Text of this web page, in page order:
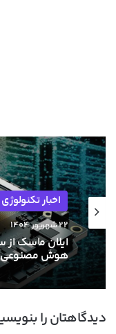
اخبار تکنولوژی
۲۲ شهریور ۱۴۰۴
هوش مصنوعی
دیدگاهتان را